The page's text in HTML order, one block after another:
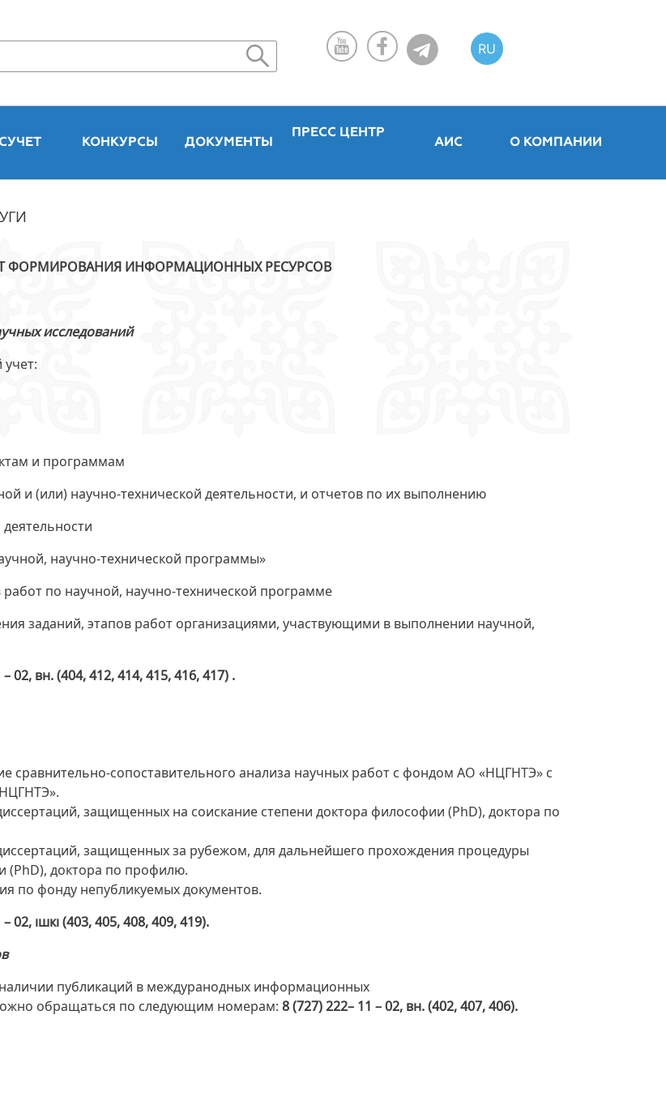
RU
КОНКУРСЫ ДОКУМЕНТЫ
ПРЕСС ЦЕНТР
АИС О КОМПАНИИ
ФОРМИРОВАНИЯ ИНФОРМАЦИОННЫХ РЕСУРСОВ
исследований
и программам
и (или) научно-технической деятельности, и отчетов по их выполнению
научно-технической программы»
по научной, научно-технической программе
заданий, этапов работ организациями, участвующими в выполнении научной,
– 02, вн. (404, 412, 414, 415, 416, 417) .
сравнительно-сопоставительного анализа научных работ с фондом АО «НЦГНТЭ» с
защищенных на соискание степени доктора философии (PhD), доктора по
защищенных за рубежом, для дальнейшего прохождения процедуры
(PhD), доктора по профилю.
по фонду непубликуемых документов.
– 02, ішкі (403, 405, 408, 409, 419).
публикаций в междуранодных информационных
обращаться по следующим номерам:8 (727)222– 11 – 02, вн. (402, 407, 406).